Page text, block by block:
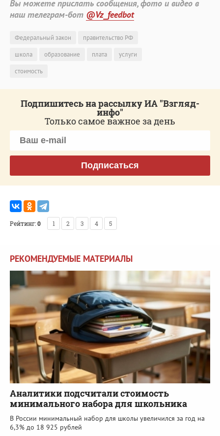
Вы можете прислать сообщения, фото и видео в
наш телеграм-бот @Vz_feedbot
Федеральный закон
правительство РФ
школа
образование плата
услуги
стоимость
Подпишитесь на рассылку ИА "Взгляд-
инфо"
Только самое важное за день
Подписаться
Рейтинг:0 1 2 3 4 5
РЕКОМЕНДУЕМЫЕ МАТЕРИАЛЫ
Аналитики подсчитали стоимость
минимального набора для школьника
В России минимальный набор для школы увеличился за год на
6,3% до 18 925 рублей